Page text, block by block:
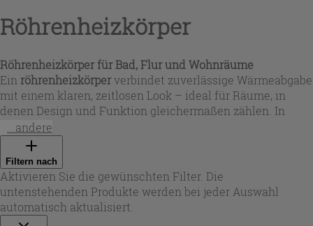
Röhrenheizkörper
Röhrenheizkörper für Bad, Flur und Wohnräume
Ein röhrenheizkörperverbindet zuverlässige Wärmeabgabe
mit einem klaren, zeitlosen Look – ideal für Räume, in
denen Design und Funktion gleichermaßen zählen. In
dieser Auswahl finden Sie
unterschiedlichen Bauhöhen und Leistungsstufen,
passend vom kompakten Gästebad bis zum großzügigen
Wohnbereich. Je nach Modell sorgt die Röhrenbauform für
eine gleichmäßige Konvektion und ein angenehmes
Raumklima, während die vertikale oder klassische
Bauweise die Platzierung flexibel macht.
...andere
Filtern nach
Aktivieren Sie die gewünschten Filter. Die
untenstehenden Produkte werden bei jeder Auswahl
automatisch aktualisiert.